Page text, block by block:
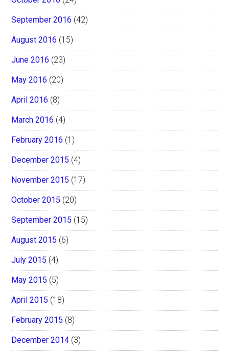
September 2016 (42)
August 2016 (15)
June 2016 (23)
May 2016 (20)
April 2016 (8)
March 2016 (4)
February 2016 (1)
December 2015 (4)
November 2015 (17)
October 2015 (20)
September 2015 (15)
August 2015 (6)
July 2015 (4)
May 2015 (5)
April 2015 (18)
February 2015 (8)
December 2014 (3)